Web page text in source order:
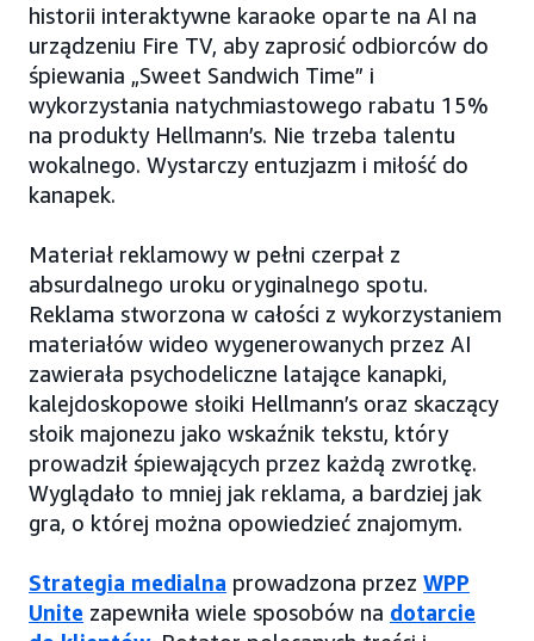
historii interaktywne karaoke oparte na AI na
urządzeniu Fire TV, aby zaprosić odbiorców do
śpiewania „Sweet Sandwich Time” i
wykorzystania natychmiastowego rabatu 15%
na produkty Hellmann’s. Nie trzeba talentu
wokalnego. Wystarczy entuzjazm i miłość do
kanapek.
Materiał reklamowy w pełni czerpał z
absurdalnego uroku oryginalnego spotu.
Reklama stworzona w całości z wykorzystaniem
materiałów wideo wygenerowanych przez AI
zawierała psychodeliczne latające kanapki,
kalejdoskopowe słoiki Hellmann’s oraz skaczący
słoik majonezu jako wskaźnik tekstu, który
prowadził śpiewających przez każdą zwrotkę.
Wyglądało to mniej jak reklama, a bardziej jak
gra, o której można opowiedzieć znajomym.
Strategia medialna prowadzona przez WPP
Unite zapewniła wiele sposobów na dotarcie